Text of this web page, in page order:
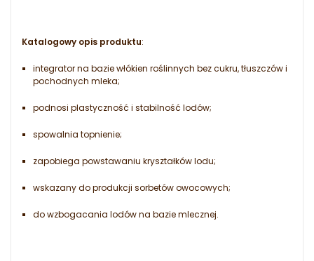
Katalogowy opis produktu:
integrator na bazie włókien roślinnych bez cukru, tłuszczów i
pochodnych mleka;
podnosi plastyczność i stabilność lodów;
spowalnia topnienie;
zapobiega powstawaniu kryształków lodu;
wskazany do produkcji sorbetów owocowych;
do wzbogacania lodów na bazie mlecznej.